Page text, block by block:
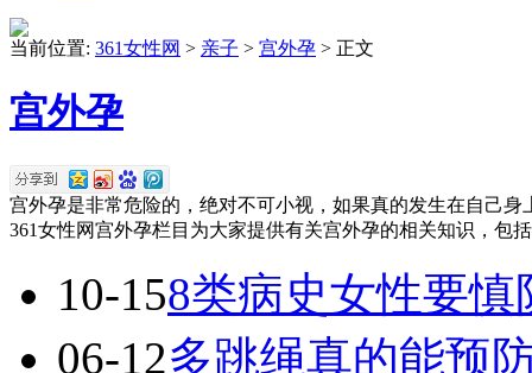
当前位置: 361女性网 > 亲子 > 宫外孕 > 正文
宫外孕
宫外孕是非常危险的，绝对不可小视，如果真的发生在自己
361女性网宫外孕栏目为大家提供有关宫外孕的相关知识，包
10-158类病史女性要慎
06-12多跳绳真的能预